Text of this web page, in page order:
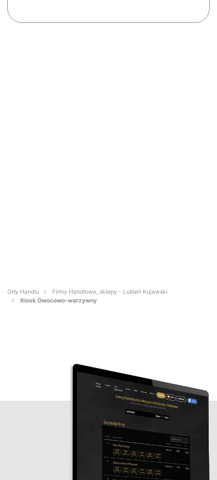
Orły Handlu
Firmy Handlowe, sklepy - Lubień Kujawski
Kiosk Owocowo-warzywny